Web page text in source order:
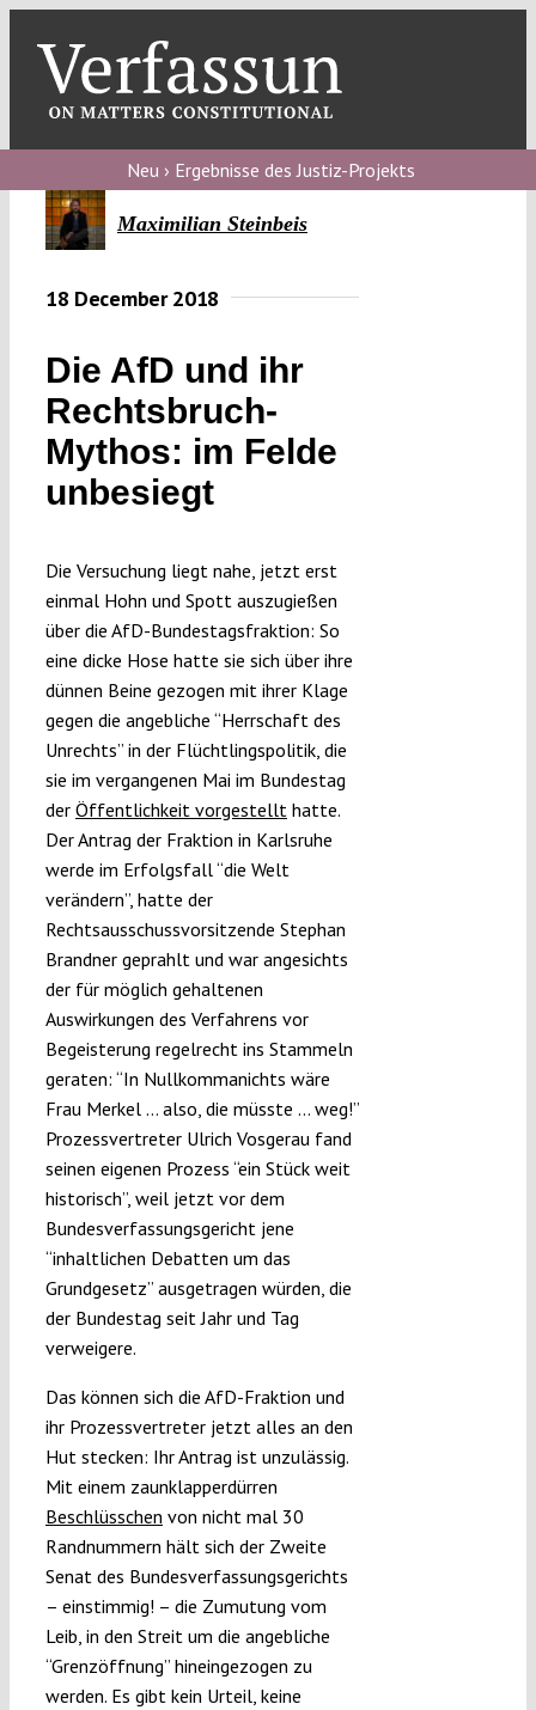
content
blog
Verfassungs
Verfassungs
Verfassungs
editorial
Submissions
Funding
Projects
Neu › Ergebnisse des Justiz-Projekts
Maximilian Steinbeis
18 December 2018
Die AfD und ihr
Rechtsbruch-
Mythos: im Felde
unbesiegt
Die Versuchung liegt nahe, jetzt erst
einmal Hohn und Spott auszugießen
über die AfD-Bundestagsfraktion: So
eine dicke Hose hatte sie sich über ihre
dünnen Beine gezogen mit ihrer Klage
gegen die angebliche “Herrschaft des
Unrechts” in der Flüchtlingspolitik, die
sie im vergangenen Mai im Bundestag
der Öffentlichkeit vorgestellthatte.
Der Antrag der Fraktion in Karlsruhe
werde im Erfolgsfall “die Welt
verändern”, hatte der
Rechtsausschussvorsitzende Stephan
Brandner geprahlt und war angesichts
der für möglich gehaltenen
Auswirkungen des Verfahrens vor
Begeisterung regelrecht ins Stammeln
geraten: “In Nullkommanichts wäre
Frau Merkel … also, die müsste … weg!”
Prozessvertreter Ulrich Vosgerau fand
seinen eigenen Prozess “ein Stück weit
historisch”, weil jetzt vor dem
Bundesverfassungsgericht jene
“inhaltlichen Debatten um das
Grundgesetz” ausgetragen würden, die
der Bundestag seit Jahr und Tag
verweigere.
Das können sich die AfD-Fraktion und
ihr Prozessvertreter jetzt alles an den
Hut stecken: Ihr Antrag ist unzulässig.
Mit einem zaunklapperdürren
Beschlüsschen von nicht mal 30
Randnummern hält sich der Zweite
Senat des Bundesverfassungsgerichts
– einstimmig! – die Zumutung vom
Leib, in den Streit um die angebliche
“Grenzöffnung” hineingezogen zu
werden. Es gibt kein Urteil, keine